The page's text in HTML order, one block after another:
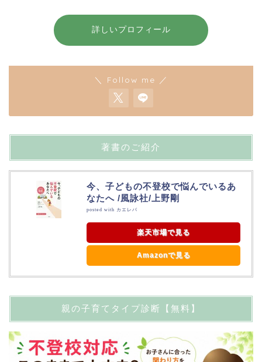
詳しいプロフィール
＼ Follow me ／
著書のご紹介
今、子どもの不登校で悩んでいるあ
なたへ /風詠社/上野剛
posted with カエレバ
楽天市場で見る
Amazonで見る
親の子育てタイプ診断【無料】